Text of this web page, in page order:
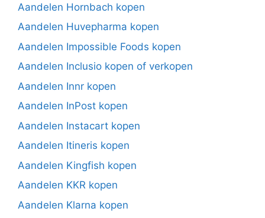
Aandelen Hornbach kopen
Aandelen Huvepharma kopen
Aandelen Impossible Foods kopen
Aandelen Inclusio kopen of verkopen
Aandelen Innr kopen
Aandelen InPost kopen
Aandelen Instacart kopen
Aandelen Itineris kopen
Aandelen Kingfish kopen
Aandelen KKR kopen
Aandelen Klarna kopen